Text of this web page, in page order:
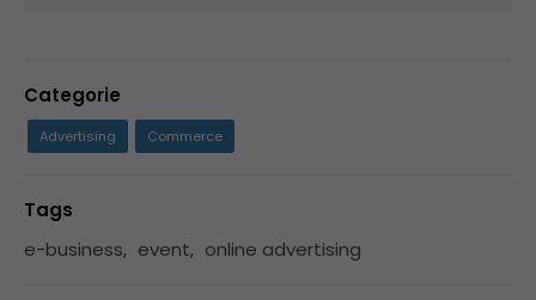
Categorie
Advertising Commerce
Tags
e-business, event, online advertising